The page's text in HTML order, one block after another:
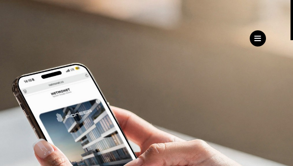
Проекты